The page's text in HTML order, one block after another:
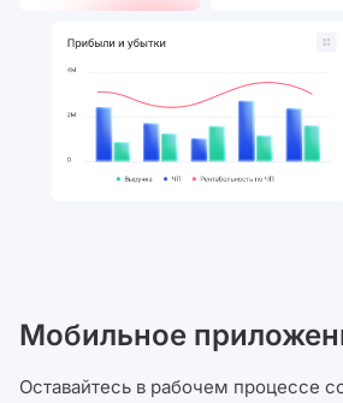
Мобильное
Оставайтесь в рабочем процессе